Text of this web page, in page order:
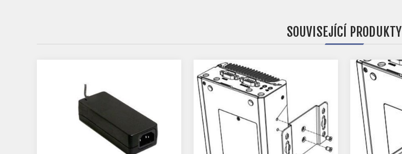
SOUVISEJÍCÍ PRODUKTY